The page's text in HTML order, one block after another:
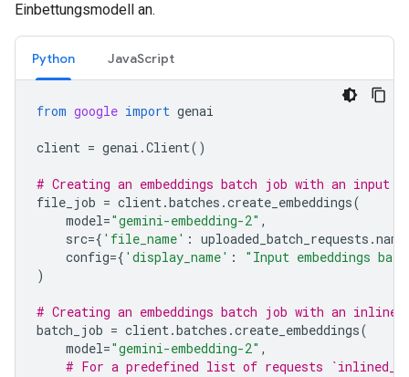
Einbettungsmodell an.
Python JavaScript
from google import genai
client = genai .Client()
# Creating an embeddings batch job with an input
file_job = client.batches .create_embeddings(
model="gemini-embedding-2" ,
src={ 'file_name' : uploaded_batch_requests .name
config={ 'display_name' :
"Input embeddings
)
# Creating an embeddings batch job with an inline
batch_job = client.batches .create_embeddings(
model="gemini-embedding-2" ,
# For a predefined list of requests